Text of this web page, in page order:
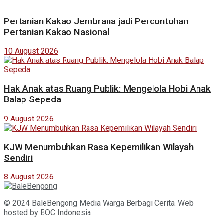
Pertanian Kakao Jembrana jadi Percontohan
Pertanian Kakao Nasional
10 August 2026
Hak Anak atas Ruang Publik: Mengelola Hobi Anak
Balap Sepeda
9 August 2026
KJW Menumbuhkan Rasa Kepemilikan Wilayah
Sendiri
8 August 2026
© 2024 BaleBengong Media Warga Berbagi Cerita. Web
hosted by BOC Indonesia